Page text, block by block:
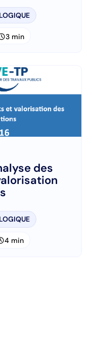
3 min
des
4 min